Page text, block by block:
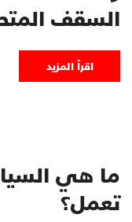
السقف
اقرأ المزيد
ما هي
تعمل؟